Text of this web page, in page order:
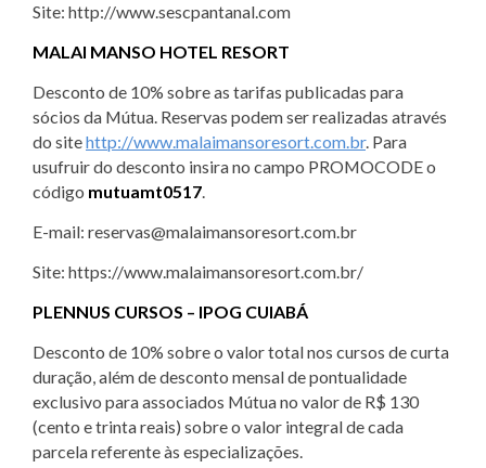
Site: http://www.sescpantanal.com
MALAI MANSO HOTEL RESORT
Desconto de 10% sobre as tarifas publicadas para
sócios da Mútua. Reservas podem ser realizadas através
do sitehttp://www.malaimansoresort.com.br. Para
usufruir do desconto insira no campo PROMOCODE o
código mutuamt0517.
E-mail: reservas@malaimansoresort.com.br
Site: https://www.malaimansoresort.com.br/
PLENNUS CURSOS – IPOG CUIABÁ
Desconto de 10% sobre o valor total nos cursos de curta
duração, além de desconto mensal de pontualidade
exclusivo para associados Mútua no valor de R$ 130
(cento e trinta reais) sobre o valor integral de cada
parcela referente às especializações.